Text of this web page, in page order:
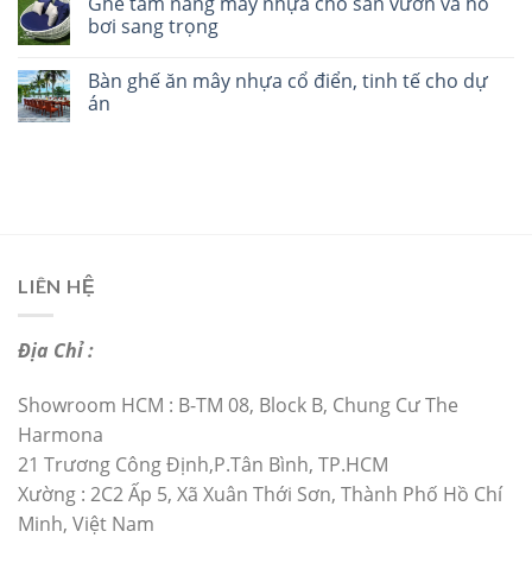
bơi sang trọng
Bàn ghế ăn mây nhựa cổ điển, tinh tế cho dự
án
LIÊN HỆ
Địa Chỉ :
Showroom HCM : B-TM 08, Block B, Chung Cư The
Harmona
21 Trương Công Định,P.Tân Bình, TP.HCM
Xường : 2C2 Ấp 5, Xã Xuân Thới Sơn, Thành Phố Hồ Chí
Minh, Việt Nam